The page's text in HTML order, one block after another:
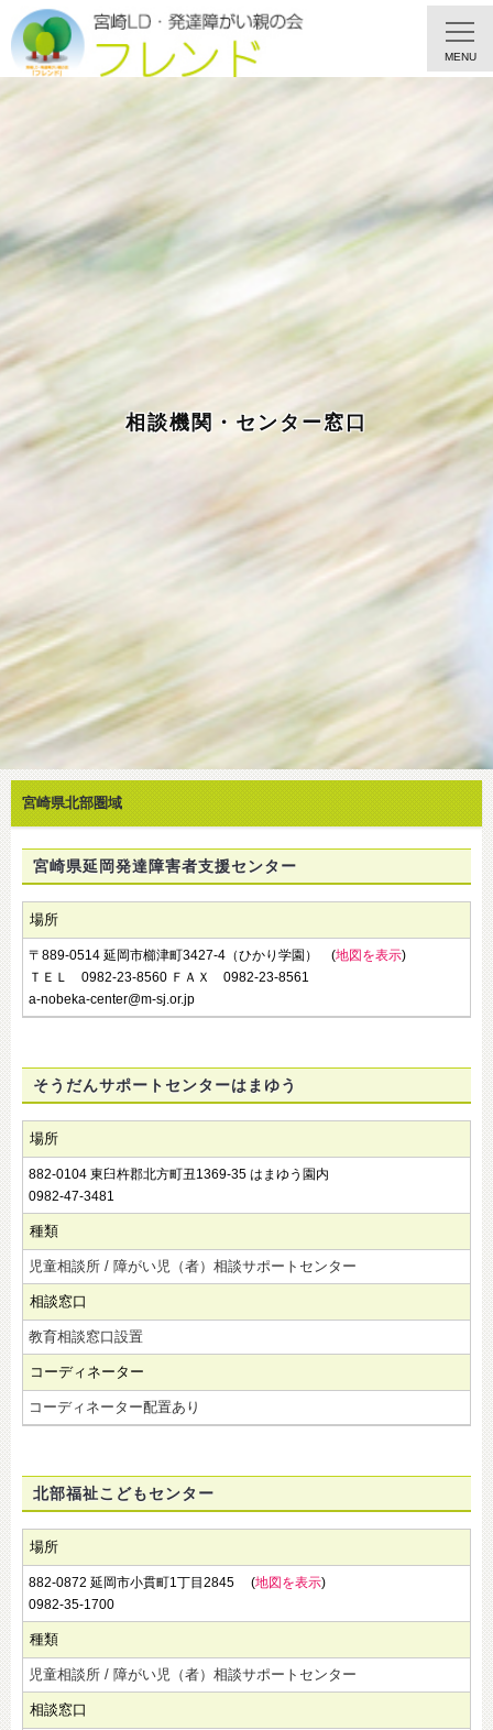
相談機関・センター窓口
宮崎県北部圏域
宮崎県延岡発達障害者支援センター
場所
〒889-0514 延岡市櫛津町3427-4（ひかり学園） (地図を表示)
ＴＥＬ 0982-23-8560 ＦＡＸ 0982-23-8561
a-nobeka-center@m-sj.or.jp
そうだんサポートセンターはまゆう
場所
882-0104 東臼杵郡北方町丑1369-35 はまゆう園内
0982-47-3481
種類
児童相談所 / 障がい児（者）相談サポートセンター
相談窓口
教育相談窓口設置
コーディネーター
コーディネーター配置あり
北部福祉こどもセンター
場所
882-0872 延岡市小貫町1丁目2845 (地図を表示)
0982-35-1700
種類
児童相談所 / 障がい児（者）相談サポートセンター
相談窓口
MENU